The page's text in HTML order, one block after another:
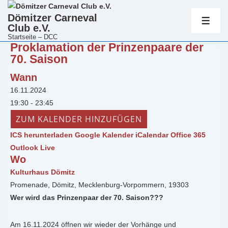
Dömitzer Carneval
Club e.V.
Startseite – DCC
Zum
Inhalt
Proklamation der Prinzenpaare der
70. Saison
Wann
16.11.2024
19:30 - 23:45
ZUM KALENDER HINZUFÜGEN
ICS herunterladen Google Kalender iCalendar Office 365
Outlook Live
Wo
Kulturhaus Dömitz
Promenade, Dömitz, Mecklenburg-Vorpommern, 19303
Wer wird das Prinzenpaar der 70. Saison???
Am 16.11.2024 öffnen wir wieder der Vorhänge und